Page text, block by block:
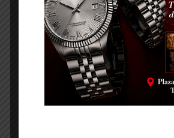
-- Publicidad --